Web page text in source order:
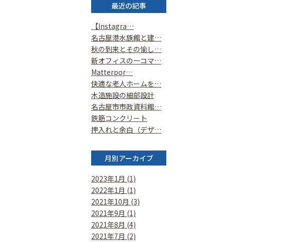
最近の記事
【Instagra…
名古屋港水族館と建…
秋の到来とその愉し…
新オフィスの一コマ…
Matterpor…
快適な老人ホームを…
木造施設の細部設計
名古屋市市政資料館…
鉄筋コンクリート
押入れと余白（デザ…
月別アーカイブ
2023年1月 (1)
2022年1月 (1)
2021年10月 (3)
2021年9月 (1)
2021年8月 (4)
2021年7月 (2)